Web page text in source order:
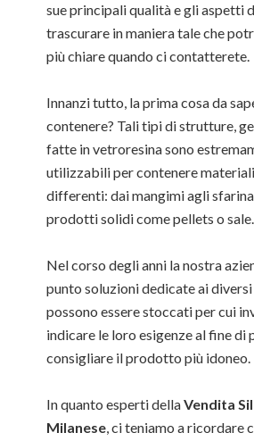
sue principali qualità e gli aspetti
trascurare in maniera tale che
più chiare quando ci contatterete.
Innanzi tutto, la prima cosa da
contenere? Tali tipi di strutture,
fatte in vetroresina sono
utilizzabili per contenere
differenti: dai mangimi agli
prodotti solidi come pellets o sale.
Nel corso degli anni la nostra
punto soluzioni dedicate ai
possono essere stoccati per cui
indicare le loro esigenze al fine di
consigliare il prodotto più idoneo.
In quanto esperti dellaVendita
Milanese, ci teniamo a ricordare